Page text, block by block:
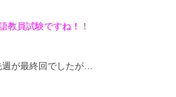
教員試験ですね！！
が最終回でしたが…